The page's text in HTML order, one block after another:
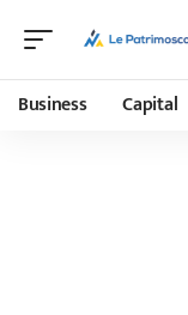
Business Capital